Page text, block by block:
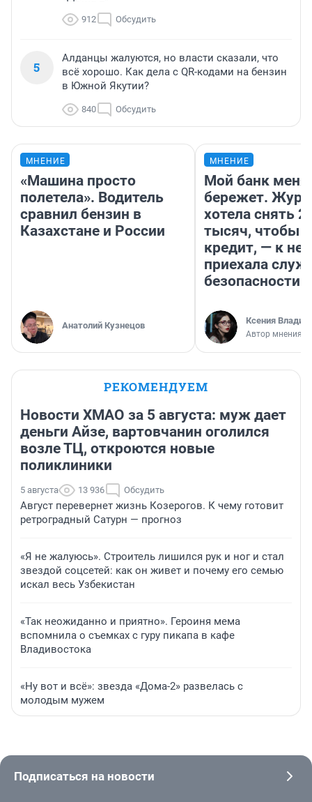
912 Обсудить
5
Алданцы жалуются, но власти сказали, что
всё хорошо. Как дела с QR-кодами на бензин
в Южной Якутии?
840 Обсудить
МНЕНИЕ
«Машина просто
полетела». Водитель
сравнил бензин в
Казахстане и России
Анатолий Кузнецов
МНЕНИЕ
Мой банк меня
бережет.
хотела снять
тысяч, чтобы
кредит, — к
приехала
безопасности
Ксения
Автор мнения
РЕКОМЕНДУЕМ
Новости ХМАО за 5 августа: муж дает
деньги Айзе, вартовчанин оголился
возле ТЦ, откроются новые
поликлиники
5 августа 13 936 Обсудить
Август перевернет жизнь Козерогов. К чему готовит
ретроградный Сатурн — прогноз
«Я не жалуюсь». Строитель лишился рук и ног и стал
звездой соцсетей: как он живет и почему его семью
искал весь Узбекистан
«Так неожиданно и приятно». Героиня мема
вспомнила о съемках с гуру пикапа в кафе
Владивостока
«Ну вот и всё»: звезда «Дома-2» развелась с
молодым мужем
Подписаться на новости